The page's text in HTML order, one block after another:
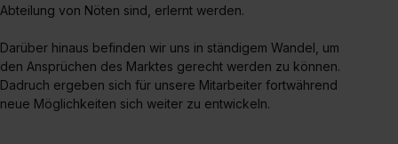
Abteilung von Nöten sind, erlernt werden.
Darüber hinaus befinden wir uns in ständigem Wandel, um
den Ansprüchen des Marktes gerecht werden zu können.
Dadruch ergeben sich für unsere Mitarbeiter fortwährend
neue Möglichkeiten sich weiter zu entwickeln.